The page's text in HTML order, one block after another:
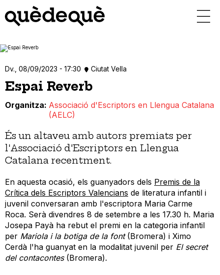
contingut
Dv., 08/09/2023 - 17:30 Ciutat Vella
Espai Reverb
Organitza Associació d'Escriptors en Llengua Catalana
(AELC)
És un altaveu amb autors premiats per
l'Associació d'Escriptors en Llengua
Catalana recentment.
En aquesta ocasió, els guanyadors dels Premis de la
Crítica dels Escriptors Valencians de literatura infantil i
juvenil conversaran amb l'escriptora Maria Carme
Roca. Serà divendres 8 de setembre a les 17.30 h. Maria
Josepa Payà ha rebut el premi en la categoria infantil
per Mariola i la botiga de la font (Bromera) i Ximo
Cerdà l'ha guanyat en la modalitat juvenil per El secret
del contacontes(Bromera).